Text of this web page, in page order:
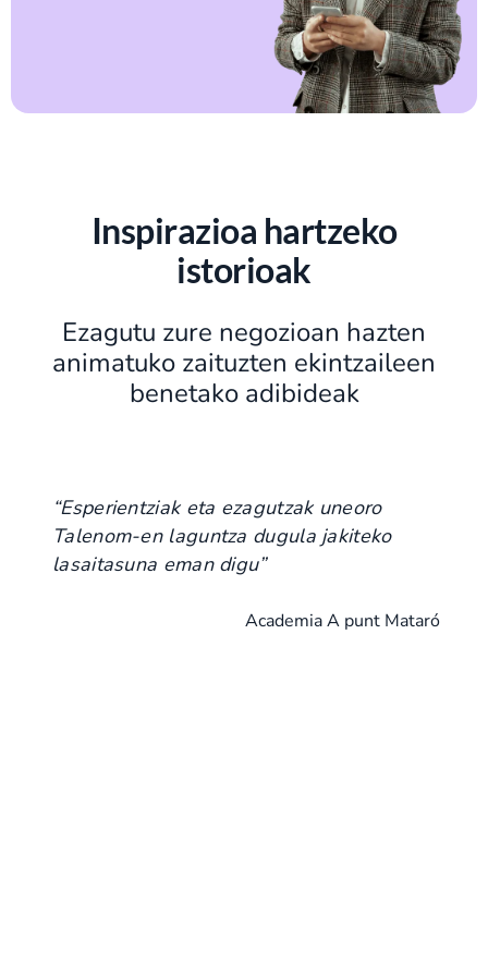
Inspirazioa hartzeko
istorioak
Ezagutu zure negozioan hazten
animatuko zaituzten ekintzaileen
benetako adibideak
“Esperientziak eta ezagutzak uneoro
Talenom-en laguntza dugula jakiteko
lasaitasuna eman digu”
Academia A punt Mataró